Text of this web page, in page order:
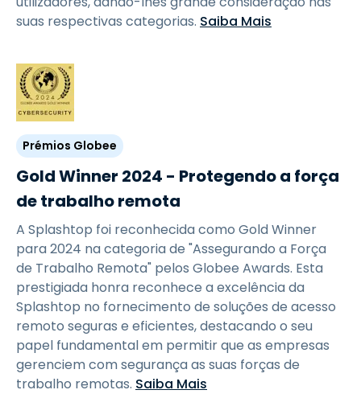
suas respectivas categorias. Saiba Mais
Prémios Globee
Gold Winner 2024 - Protegendo a força
de trabalho remota
A Splashtop foi reconhecida como Gold Winner
para 2024 na categoria de "Assegurando a Força
de Trabalho Remota" pelos Globee Awards. Esta
prestigiada honra reconhece a excelência da
Splashtop no fornecimento de soluções de acesso
remoto seguras e eficientes, destacando o seu
papel fundamental em permitir que as empresas
gerenciem com segurança as suas forças de
trabalho remotas. Saiba Mais